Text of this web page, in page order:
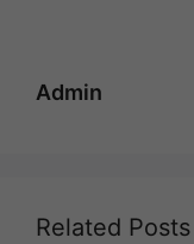
Admin
Related Posts